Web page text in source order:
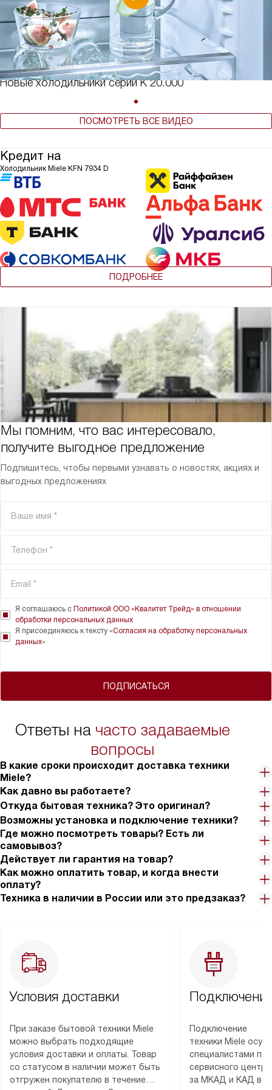
Новые холодильники серии К 20.000
ПОСМОТРЕТЬ ВСЕ ВИДЕО
Кредит на
Холодильник Miele KFN 7934 D
ПОДРОБНЕЕ
Мы помним, что вас интересовало,
получите выгодное предложение
Подпишитесь, чтобы первыми узнавать о новостях, акциях и
выгодных предложениях
ПОДПИСАТЬСЯ
Я соглашаюсь с Политикой ООО «Квалитет Трейд» в отношении
обработки персональных данных
Я присоединяюсь к тексту «Согласия на обработку персональных
данных»
Ответы на часто задаваемые
вопросы
В какие сроки происходит доставка техники
Miele?
Как давно вы работаете?
Откуда бытовая техника? Это оригинал?
Возможны установка и подключение техники?
Где можно посмотреть товары? Есть ли
самовывоз?
Действует ли гарантия на товар?
Как можно оплатить товар, и когда внести
оплату?
Техника в наличии в России или это предзаказ?
Условия доставки
При заказе бытовой техники Miele
можно выбрать подходящие
условия доставки и оплаты. Товар
со статусом в наличии может быть
отгружен покупателю в течение
Подключение
техники Miele
специалистами
сервисного
за МКАД и КАД